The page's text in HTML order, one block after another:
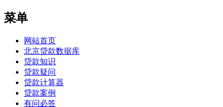
菜单
网站首页
北京贷款数据库
贷款知识
贷款疑问
贷款计算器
贷款案例
有问必答